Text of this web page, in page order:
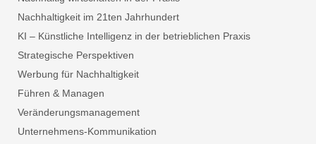
Nachhaltigkeit im 21ten Jahrhundert
KI – Künstliche Intelligenz in der betrieblichen Praxis
Strategische Perspektiven
Werbung für Nachhaltigkeit
Führen & Managen
Veränderungsmanagement
Unternehmens-Kommunikation